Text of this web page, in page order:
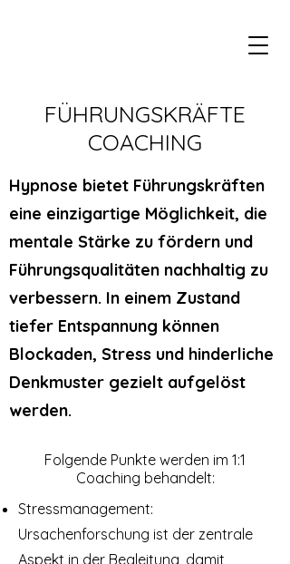
FÜHRUNGSKRÄFTE
COACHING
Hypnose bietet Führungskräften
eine einzigartige Möglichkeit, die
mentale Stärke zu fördern und
Führungsqualitäten nachhaltig zu
verbessern. In einem Zustand
tiefer Entspannung können
Blockaden, Stress und hinderliche
Denkmuster gezielt aufgelöst
werden.
Folgende Punkte werden im 1:1
Coaching behandelt:
Stressmanagement:
Ursachenforschung ist der zentrale
Aspekt in der Begleitung, damit